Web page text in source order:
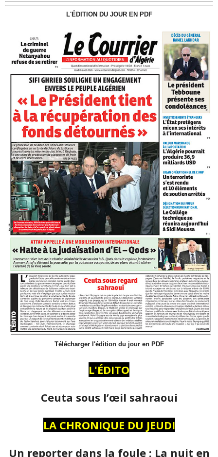
L'ÉDITION DU JOUR EN PDF
Télécharger l'édition du jour en PDF
L'ÉDITO
Ceuta sous l’œil sahraoui
LA CHRONIQUE DU JEUDI
Un reporter dans la foule : La nuit en